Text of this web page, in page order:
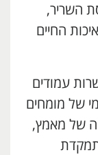
השריר,
החיים
עמודים
של מומחים
של מאמץ,